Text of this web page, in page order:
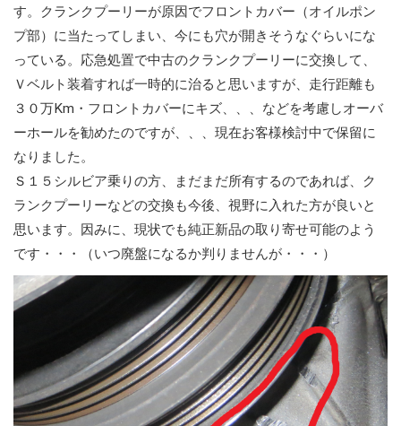
す。クランクプーリーが原因でフロントカバー（オイルポン
プ部）に当たってしまい、今にも穴が開きそうなぐらいにな
っている。応急処置で中古のクランクプーリーに交換して、
Ｖベルト装着すれば一時的に治ると思いますが、走行距離も
３０万Km・フロントカバーにキズ、、、などを考慮しオーバ
ーホールを勧めたのですが、、、現在お客様検討中で保留に
なりました。
Ｓ１５シルビア乗りの方、まだまだ所有するのであれば、ク
ランクプーリーなどの交換も今後、視野に入れた方が良いと
思います。因みに、現状でも純正新品の取り寄せ可能のよう
です・・・（いつ廃盤になるか判りませんが・・・）